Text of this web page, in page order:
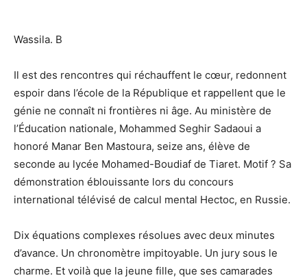
Wassila. B
Il est des rencontres qui réchauffent le cœur, redonnent
espoir dans l’école de la République et rappellent que le
génie ne connaît ni frontières ni âge. Au ministère de
l’Éducation nationale, Mohammed Seghir Sadaoui a
honoré Manar Ben Mastoura, seize ans, élève de
seconde au lycée Mohamed-Boudiaf de Tiaret. Motif ? Sa
démonstration éblouissante lors du concours
international télévisé de calcul mental Hectoc, en Russie.
Dix équations complexes résolues avec deux minutes
d’avance. Un chronomètre impitoyable. Un jury sous le
charme. Et voilà que la jeune fille, que ses camarades